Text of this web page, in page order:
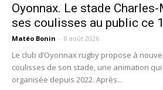
Oyonnax. Le stade
ses coulisses au public ce
Matéo Bonin - 8 août 2026
Le club d’Oyonnax rugby propose à
coulisses de son stade, une animation qui
organisée depuis 2022. Après...